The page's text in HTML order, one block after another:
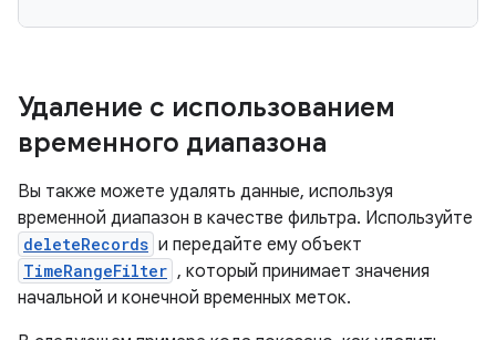
Удаление с использованием
временного диапазона
Вы также можете удалять данные, используя
временной диапазон в качестве фильтра. Используйте
deleteRecords и передайте ему объект
TimeRangeFilter , который принимает значения
начальной и конечной временных меток.